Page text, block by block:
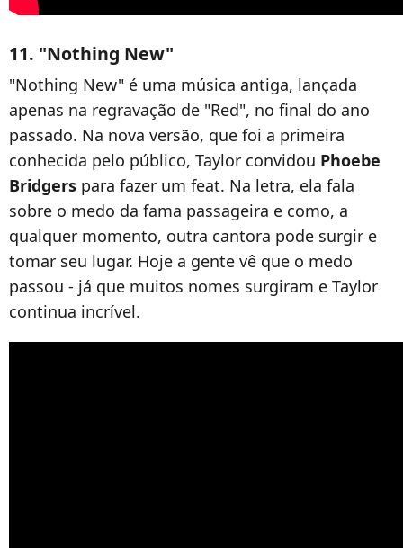
11. "Nothing New"
"Nothing New" é uma música antiga, lançada
apenas na regravação de "Red", no final do ano
passado. Na nova versão, que foi a primeira
conhecida pelo público, Taylor convidou Phoebe
Bridgers para fazer um feat. Na letra, ela fala
sobre o medo da fama passageira e como, a
qualquer momento, outra cantora pode surgir e
tomar seu lugar. Hoje a gente vê que o medo
passou - já que muitos nomes surgiram e Taylor
continua incrível.